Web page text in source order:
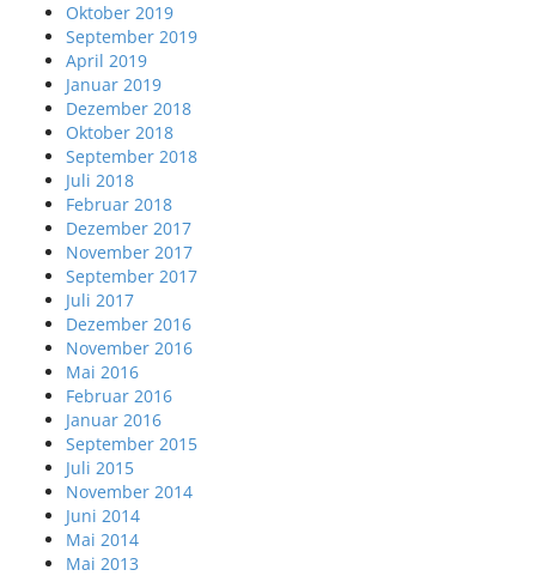
Oktober 2019
September 2019
April 2019
Januar 2019
Dezember 2018
Oktober 2018
September 2018
Juli 2018
Februar 2018
Dezember 2017
November 2017
September 2017
Juli 2017
Dezember 2016
November 2016
Mai 2016
Februar 2016
Januar 2016
September 2015
Juli 2015
November 2014
Juni 2014
Mai 2014
Mai 2013